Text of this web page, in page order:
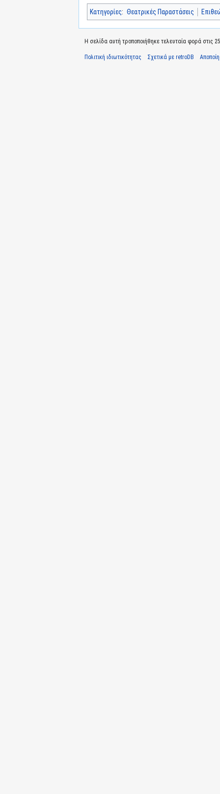
Κατηγορίες: Θεατρικές Παραστάσεις
Η σελίδα αυτή τροποποιήθηκε τελευταία φορά στις
Πολιτική ιδιωτικότητας Σχετικά με retroDB